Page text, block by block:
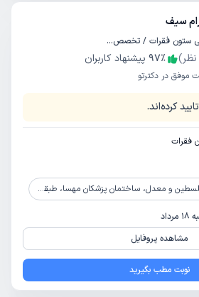
سیف
فلوشیپ جراحی ستون فقرات / تخصص جراحی مغز و اعصاب
نظر) 97٪
پیشنهاد کاربران
موفق در دکترتو
کرده‌اند.
فقرات
و معدل، ساختمان پزشکان مهسا، طبقه 3، واحد 10
مشاهده پروفایل
نوبت مطب بگیرید